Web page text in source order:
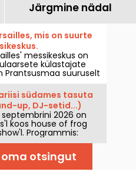
Järgmine nädal
mis on suurte
messikeskus on
külastajate
Prantsusmaa suuruselt
nii pealinna
ka XXL-näitused.
südames tasuta
up, DJ-setid...)
2026 on
koos house of frog
Programmis:
up, DJ-setid,
teisi tegevusi ja
on avatud ja tasuta,
(link
otsingut